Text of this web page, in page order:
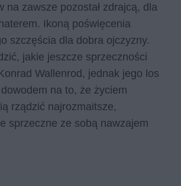
na zawsze pozostał zdrajcą, dla
Ikoną poświęcenia
szczęścia dla dobra ojczyzny.
jakie jeszcze sprzeczności
Wallenrod, jednak jego los
na to, że życiem
rządzić najrozmaitsze,
sprzeczne ze sobą nawzajem